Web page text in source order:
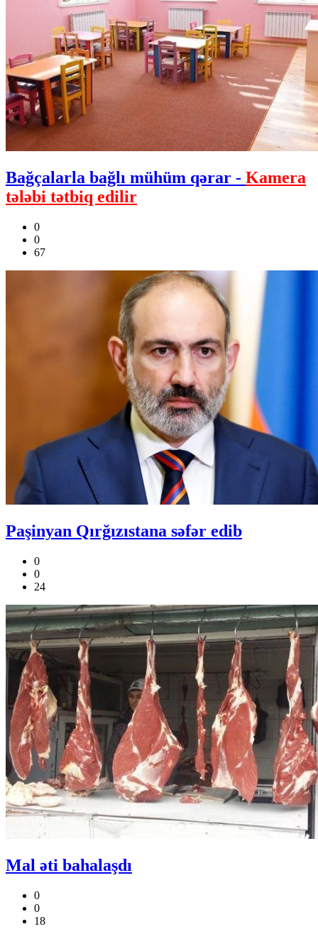
Bağçalarla bağlı mühüm qərar - Kamera
tələbi tətbiq edilir
0
0
67
Paşinyan Qırğızıstana səfər edib
0
0
24
Mal əti bahalaşdı
0
0
18